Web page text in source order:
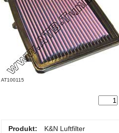
AT100115
Produkt:
K&N Luftfilter